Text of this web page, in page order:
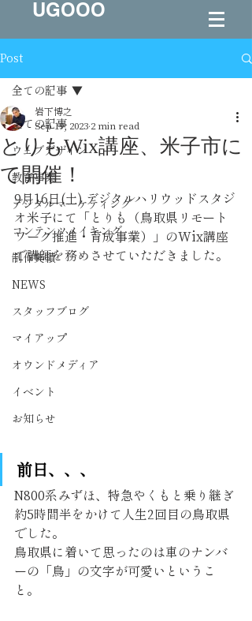
UGOOO
Post
全ての記事
ウェブデザイン
教育事業
デジタルマーケティング
コンテンツメイキング
制作実績
NEWS
スタッフブログ
マイアップ
オウンドメディア
イベント
お知らせ
全ての記事
とりもWix講座、米子市に
て開催！
岩下博之
Sep 19, 2023 2 min read
9月16日(土) デジタルハリウッドスタジ
オ米子にて「とりも（鳥取県リモート
ワーク推進・育成事業）」のWix講座
で講師を務めさせていただきました。
前日、、、
N800系みずほ、特急やくもと乗り継ぎ
約5時間半をかけて人生2回目の鳥取県
でした。
鳥取県に着いて思ったのは車のナンバ
ーの「鳥」の文字が可愛いというこ
と。